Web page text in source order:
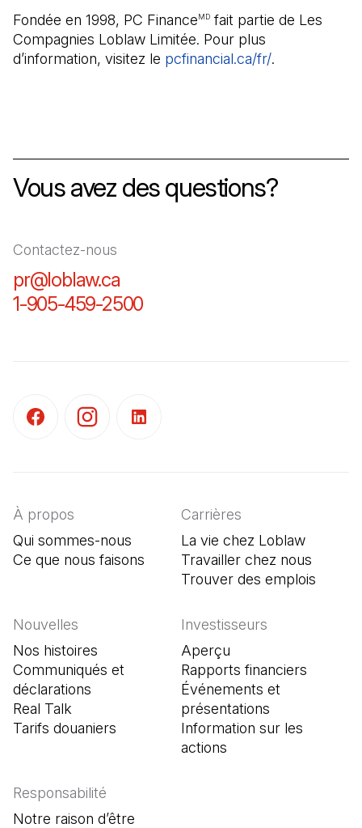
Fondée en 1998, PC FinanceMD fait partie de Les
Compagnies Loblaw Limitée. Pour plus
d’information, visitez le pcfinancial.ca/fr/(Il s'ouvre
.
Vous avez des questions?
Contactez-nous
pr@loblaw.ca
1-905-459-2500
À propos
Qui sommes-nous
Ce que nous faisons
Carrières
La vie chez Loblaw
Travailler chez nous
Trouver des emplois
Nouvelles
Nos histoires
Communiqués et
déclarations
Real Talk
Tarifs douaniers
Investisseurs
Aperçu
Rapports financiers
Événements et
présentations
Information sur les
actions
Responsabilité
Notre raison d’être